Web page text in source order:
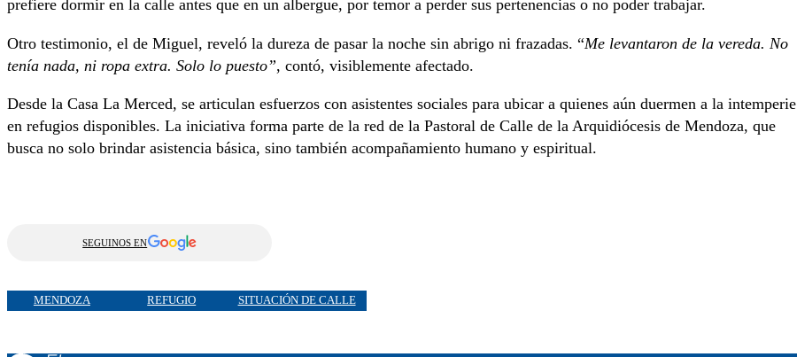
prefiere dormir en la calle antes que en un albergue, por temor a perder sus pertenencias o no poder trabajar.
Otro testimonio, el de Miguel, reveló la dureza de pasar la noche sin abrigo ni frazadas. “Me levantaron de la vereda. No
tenía nada, ni ropa extra. Solo lo puesto”, contó, visiblemente afectado.
Desde la Casa La Merced, se articulan esfuerzos con asistentes sociales para ubicar a quienes aún duermen a la intemperie
en refugios disponibles. La iniciativa forma parte de la red de la Pastoral de Calle de la Arquidiócesis de Mendoza, que
busca no solo brindar asistencia básica, sino también acompañamiento humano y espiritual.
SEGUINOS EN
MENDOZA REFUGIO SITUACIÓN DE CALLE